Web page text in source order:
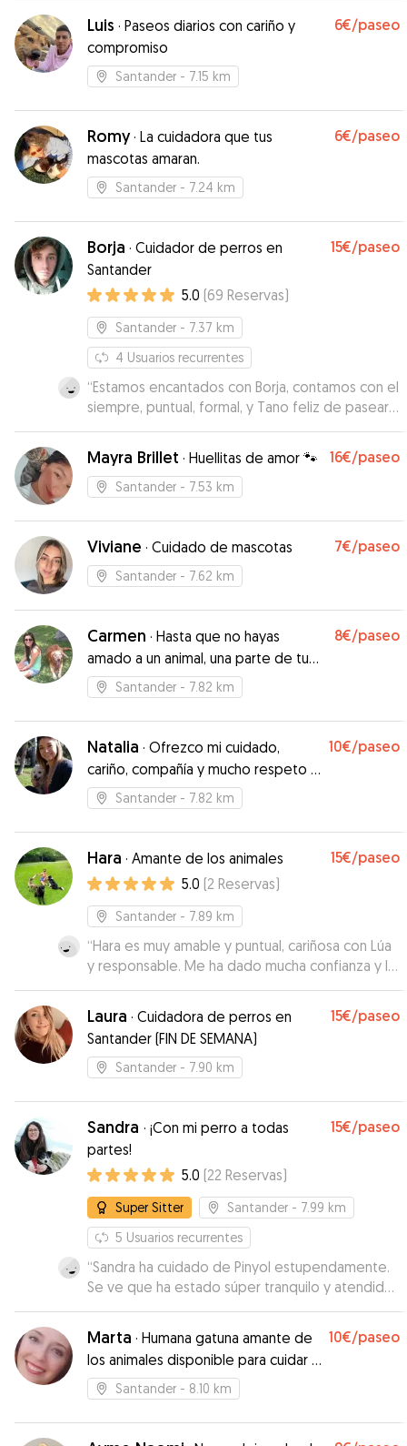
Luis · Paseos diarios con cariño y
compromiso
6€/paseo
Santander - 7.15 km
Romy· La cuidadora que tus
mascotas amaran.
6€/paseo
Santander - 7.24 km
Borja · Cuidador de perros en
Santander
15€/paseo
5.0 (69 Reservas)
Santander - 7.37 km
4 Usuarios recurrentes
“Estamos encantados con Borja, contamos con el
siempre, puntual, formal, y Tano feliz de pasear
con el.”
Mayra Brillet · Huellitas de amor 🐾 16€/paseo
Santander - 7.53 km
Viviane · Cuidado de mascotas 7€/paseo
Santander - 7.62 km
Carmen · Hasta que no hayas
amado a un animal, una parte de tu
alma permanecerá dormida.
8€/paseo
Santander - 7.82 km
Natalia · Ofrezco mi cuidado,
cariño, compañía y mucho respeto a
quienes forman tambien parte de la
familia
10€/paseo
Santander - 7.82 km
Hara · Amante de los animales 15€/paseo
5.0 (2 Reservas)
Santander - 7.89 km
“Hara es muy amable y puntual, cariñosa con Lúa
y responsable. Me ha dado mucha confianza y la
recomiendo como paseadora. Gracias”
Laura · Cuidadora de perros en
Santander (FIN DE SEMANA)
15€/paseo
Santander - 7.90 km
Sandra · ¡Con mi perro a todas
partes!
15€/paseo
5.0 (22 Reservas)
Super Sitter Santander - 7.99 km
5 Usuarios recurrentes
“Sandra ha cuidado de Pinyol estupendamente.
Se ve que ha estado súper tranquilo y atendido.
Durante todo el tiempo nos ha mandado fotos y
se le veia disfrutando. Gracias!!
Marta · Humana gatuna amante de
los animales disponible para cuidar y
pasear perrines
10€/paseo
Santander - 8.10 km